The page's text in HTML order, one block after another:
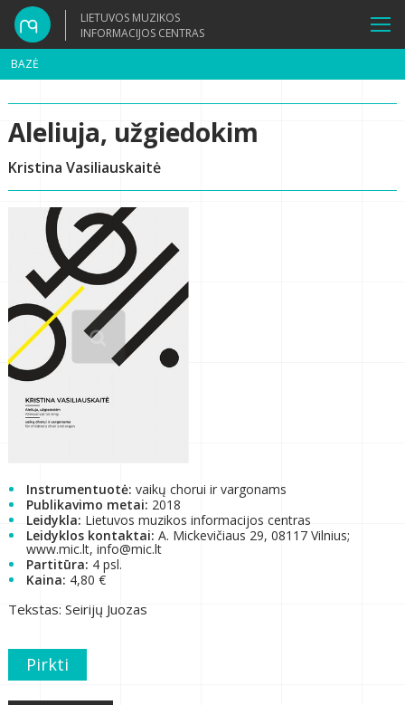
LIETUVOS MUZIKOS
INFORMACIJOS CENTRAS
BAZĖ
Aleliuja, užgiedokim
Kristina Vasiliauskaitė
Instrumentuotė: vaikų chorui ir vargonams
Publikavimo metai: 2018
Leidykla: Lietuvos muzikos informacijos centras
Leidyklos kontaktai: A. Mickevičiaus 29, 08117 Vilnius;
www.mic.lt, info@mic.lt
Partitūra: 4 psl.
Kaina: 4,80 €
Tekstas: Seirijų Juozas
Pirkti